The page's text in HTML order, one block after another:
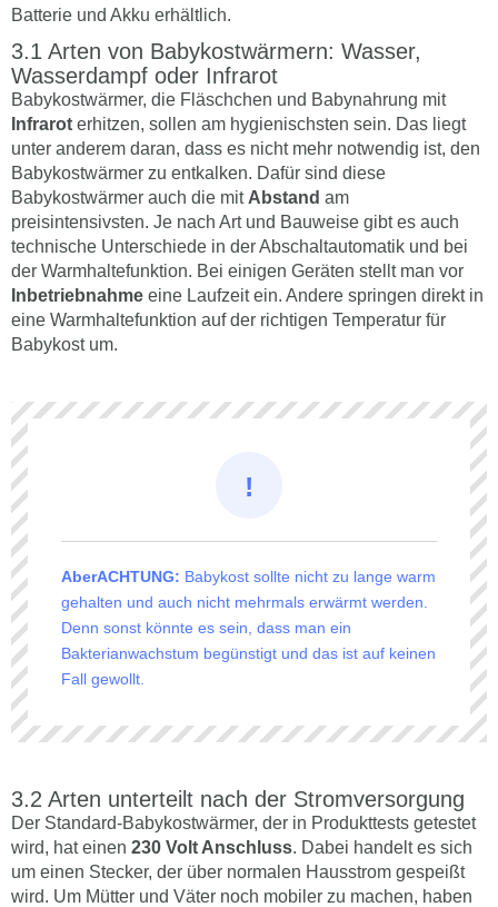
Batterie und Akku erhältlich.
Arten von Babykostwärmern: Wasser,
Wasserdampf oder Infrarot
Babykostwärmer, die Fläschchen und Babynahrung mit
Infrarot erhitzen, sollen am hygienischsten sein. Das liegt
unter anderem daran, dass es nicht mehr notwendig ist, den
Babykostwärmer zu entkalken. Dafür sind diese
Babykostwärmer auch die mit Abstand am
preisintensivsten. Je nach Art und Bauweise gibt es auch
technische Unterschiede in der Abschaltautomatik und bei
der Warmhaltefunktion. Bei einigen Geräten stellt man vor
Inbetriebnahme eine Laufzeit ein. Andere springen direkt in
eine Warmhaltefunktion auf der richtigen Temperatur für
Babykost um.
AberACHTUNG: Babykost sollte nicht zu lange warm
gehalten und auch nicht mehrmals erwärmt werden.
Denn sonst könnte es sein, dass man ein
Bakterianwachstum begünstigt und das ist auf keinen
Fall gewollt.
Arten unterteilt nach der Stromversorgung
Der Standard-Babykostwärmer, der in Produkttests getestet
wird, hat einen 230 Volt Anschluss. Dabei handelt es sich
um einen Stecker, der über normalen Hausstrom gespeißt
wird. Um Mütter und Väter noch mobiler zu machen, haben